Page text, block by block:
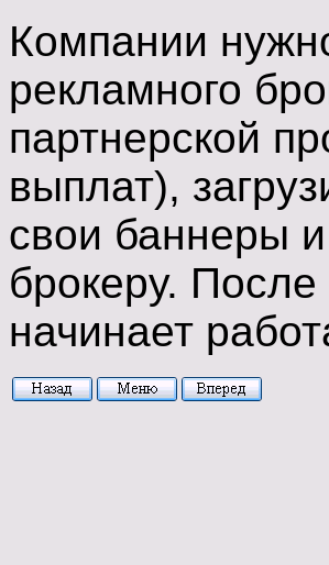
Компании
рекламного
партнерской
выплат),
свои баннеры
брокеру. После
начинает